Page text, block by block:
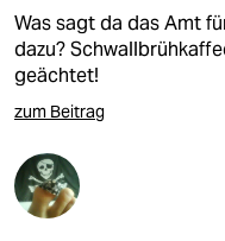
Was sagt da das Amt
dazu?
geächtet!
zum Beitrag